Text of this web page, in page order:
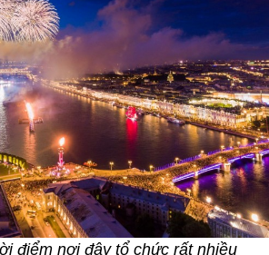
điểm nơi đây tổ chức rất nhiều